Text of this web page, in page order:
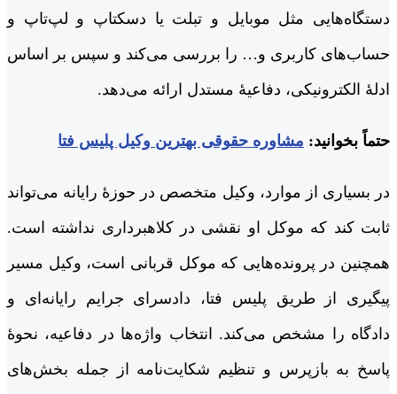
دستگاه‌هایی مثل موبایل و تبلت یا دسکتاپ و لپ‌تاپ و
حساب‌های کاربری و… را بررسی می‌کند و سپس بر اساس
ادلۀ الکترونیکی، دفاعیۀ مستدل ارائه می‌دهد.
حتماً بخوانید: مشاوره حقوقی بهترین وکیل پلیس فتا
در بسیاری از موارد، وکیل متخصص در حوزۀ رایانه می‌تواند
ثابت کند که موکل او نقشی در کلاهبرداری نداشته است.
همچنین در پرونده‌هایی که موکل قربانی است، وکیل مسیر
پیگیری از طریق پلیس فتا، دادسرای جرایم رایانه‌ای و
دادگاه را مشخص می‌کند. انتخاب واژه‌ها در دفاعیه، نحوۀ
پاسخ به بازپرس و تنظیم شکایت‌نامه از جمله بخش‌های